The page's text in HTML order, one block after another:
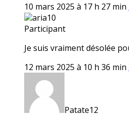
10 mars 2025 à 17 h 27 min
aria10
Participant
Je suis vraiment désolée
12 mars 2025 à 10 h 36 min
Patate12